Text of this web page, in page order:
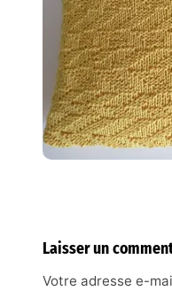
Laisser un
Votre adresse e-